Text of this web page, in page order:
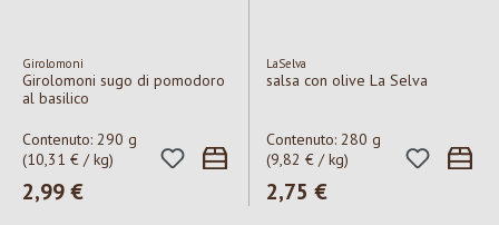
Girolomoni
Girolomoni sugo di pomodoro
al basilico
Contenuto: 290 g
(10,31 € / kg)
Prezzo normale:
2,99 €
LaSelva
salsa con olive La Selva
Contenuto: 280 g
(9,82 € / kg)
Prezzo normale:
2,75 €